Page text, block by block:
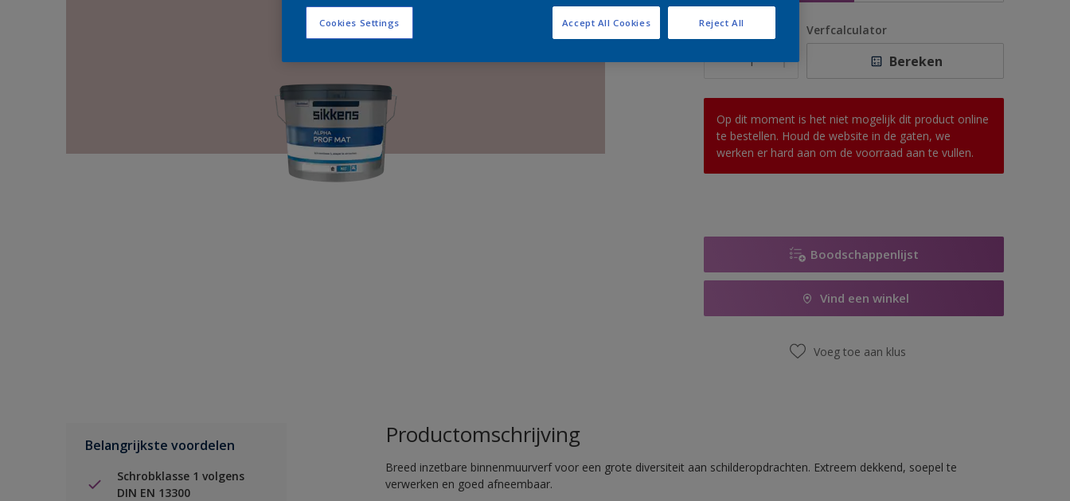
Aantal Verfcalculator
Bereken
Op dit moment is het niet mogelijk dit product online
te bestellen. Houd de website in de gaten, we
werken er hard aan om de voorraad aan te vullen.
Boodschappenlijst
Vind een winkel
Voeg toe aan klus
Belangrijkste voordelen
Schrobklasse 1 volgens
DIN EN 13300
Productomschrijving
Breed inzetbare binnenmuurverf voor een grote diversiteit aan schilderopdrachten. Extreem dekkend, soepel te
verwerken en goed afneembaar.
Cookies Settings Reject All
Accept All Cookies